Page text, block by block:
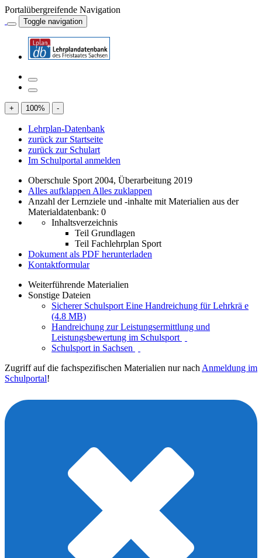
Portalübergreifende Navigation
Toggle navigation
+ 100% -
Lehrplan-Datenbank
zurück zur Startseite
zurück zur Schulart
Im Schulportal anmelden
Oberschule Sport 2004, Überarbeitung 2019
Alles aufklappen Alles zuklappen
Anzahl der Lernziele und -inhalte mit Materialien aus der
Materialdatenbank: 0
Inhaltsverzeichnis
Teil Grundlagen
Teil Fachlehrplan Sport
Dokument als PDF herunterladen
Kontaktformular
Weiterführende Materialien
Sonstige Dateien
Sicherer Schulsport Eine Handreichung für Lehrkrä e
(4.8 MB)
Handreichung zur Leistungsermittlung und
Leistungsbewertung im Schulsport
Schulsport in Sachsen
Zugriff auf die fachspezifischen Materialien nur nach Anmeldung im
Schulportal!